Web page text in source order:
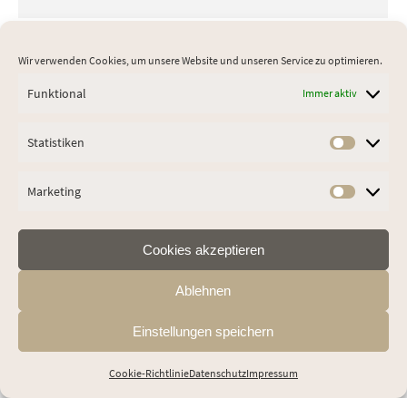
Wir verwenden Cookies, um unsere Website und unseren Service zu optimieren.
Funktional Immer aktiv
Statistiken
Marketing
Cookies akzeptieren
Ablehnen
Einstellungen speichern
Cookie-RichtlinieDatenschutzImpressum